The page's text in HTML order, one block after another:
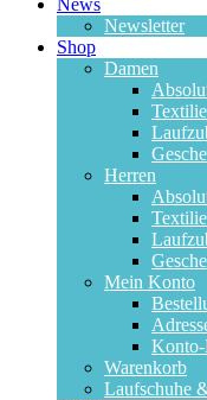
News
Newsletter
Shop
Damen
Herren
Mein Konto
Warenkorb
Laufschuhe